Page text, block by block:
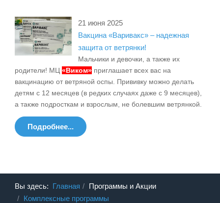
21 июня 2025
Вакцина «Варивакс» – надежная
защита от ветрянки!
Мальчики и девочки, а также их
родители! МЦ «Виком» приглашает всех вас на
вакцинацию от ветряной оспы. Прививку можно делать
детям с 12 месяцев (в редких случаях даже с 9 месяцев),
а также подросткам и взрослым, не болевшим ветрянкой.
Подробнее...
Вы здесь: Главная
Программы и Акции
Комплексные программы